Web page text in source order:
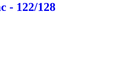
- 122/128